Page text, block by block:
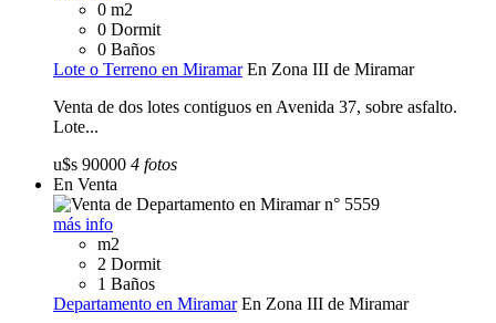
0 m2
0 Dormit
0 Baños
Lote o Terreno en Miramar En Zona III de Miramar
Venta de dos lotes contiguos en Avenida 37, sobre asfalto.
Lote...
u$s 90000 4 fotos
En Venta
más info
m2
2 Dormit
1 Baños
Departamento en Miramar En Zona III de Miramar